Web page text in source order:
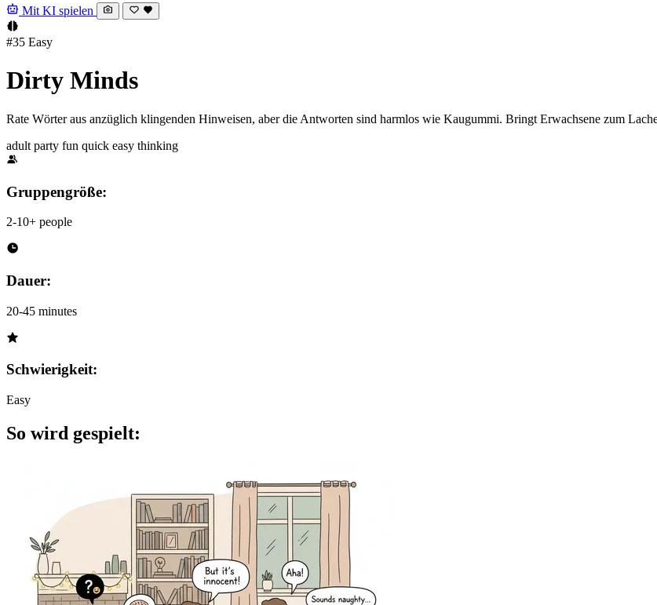
Mit KI spielen
#35 Easy
Dirty Minds
Rate Wörter aus anzüglich klingenden Hinweisen, aber die Antworten sind harmlos wie Kaugummi. Bringt Erwachsene zum
adult party fun quick easy thinking
Gruppengröße:
2-10+ people
Dauer:
20-45 minutes
Schwierigkeit:
Easy
So wird gespielt: